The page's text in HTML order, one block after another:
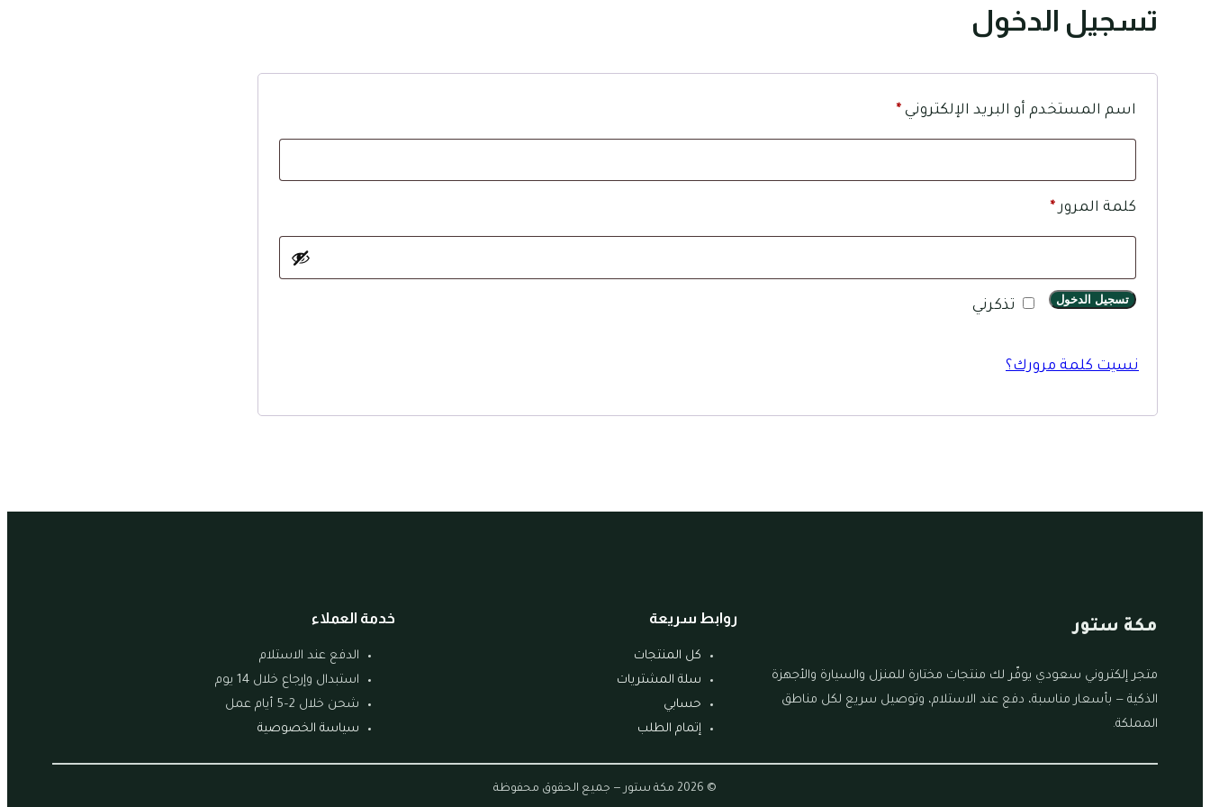
تسجيل الدخول
اسم المستخدم أو البريد الإلكتروني *مطلوبة
كلمة المرور*مطلوبة
تذكرني تسجيل الدخول
نسيت كلمة مرورك؟
مكة ستور
متجر إلكتروني سعودي يوفّر لك منتجات مختارة للمنزل والسيارة والأجهزة
الذكية — بأسعار مناسبة، دفع عند الاستلام، وتوصيل سريع لكل مناطق
المملكة.
روابط سريعة
كل المنتجات
سلة المشتريات
حسابي
إتمام الطلب
خدمة العملاء
الدفع عند الاستلام
استبدال وإرجاع خلال 14 يوم
شحن خلال 2–5 أيام عمل
سياسة الخصوصية
© 2026 مكة ستور — جميع الحقوق محفوظة